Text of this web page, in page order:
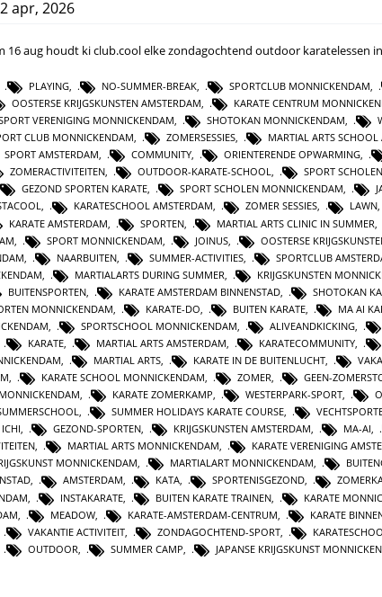
apr, 2026
16 aug houdt ki club.cool elke zondagochtend outdoor karatelessen
PLAYING, NO-SUMMER-BREAK, SPORTCLUB MONNICKENDAM,
OOSTERSE KRIJGSKUNSTEN AMSTERDAM, KARATE CENTRUM
VERENIGING MONNICKENDAM, SHOTOKAN MONNICKENDAM,
CLUB MONNICKENDAM, ZOMERSESSIES, MARTIAL ARTS SCHOOL
SPORT AMSTERDAM, COMMUNITY, ORIENTERENDE OPWARMING,
ZOMERACTIVITEITEN, OUTDOOR-KARATE-SCHOOL, SPORT
GEZOND SPORTEN KARATE, SPORT SCHOLEN MONNICKENDAM,
, KARATESCHOOL AMSTERDAM, ZOMER SESSIES, LAWN,
KARATE AMSTERDAM SPORTEN MARTIAL ARTS CLINIC IN SUMMER
SPORT MONNICKENDAM JOINUS OOSTERSE
NAARBUITEN SUMMER-ACTIVITIES SPORTCLUB
MARTIALARTS DURING SUMMER KRIJGSKUNSTEN
BUITENSPORTEN KARATE AMSTERDAM BINNENSTAD SHOTOKAN
MONNICKENDAM KARATE-DO BUITEN KARATE MA AI
SPORTSCHOOL MONNICKENDAM ALIVEANDKICKING
KARATE MARTIAL ARTS AMSTERDAM KARATECOMMUNITY
, MARTIAL ARTS, KARATE IN DE BUITENLUCHT,
, KARATE SCHOOL MONNICKENDAM, ZOMER, GEEN-
, KARATE ZOMERKAMP, WESTERPARK-SPORT,
, SUMMER HOLIDAYS KARATE COURSE,
ICHI, GEZOND-SPORTEN, KRIJGSKUNSTEN AMSTERDAM, MA-AI,
, MARTIAL ARTS MONNICKENDAM, KARATE VERENIGING
MONNICKENDAM, MARTIALART MONNICKENDAM,
, AMSTERDAM, KATA, SPORTENISGEZOND,
INSTAKARATE BUITEN KARATE TRAINEN KARATE
MEADOW KARATE-AMSTERDAM-CENTRUM KARATE
VAKANTIE ACTIVITEIT ZONDAGOCHTEND-SPORT
OUTDOOR SUMMER CAMP JAPANSE KRIJGSKUNST